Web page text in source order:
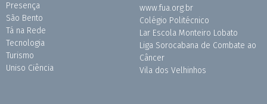
Presença
São Bento
Tá na Rede
Tecnologia
Turismo
Uniso Ciência
www.fua.org.br
Colégio Politécnico
Lar Escola Monteiro Lobato
Liga Sorocabana de Combate ao
Câncer
Vila dos Velhinhos